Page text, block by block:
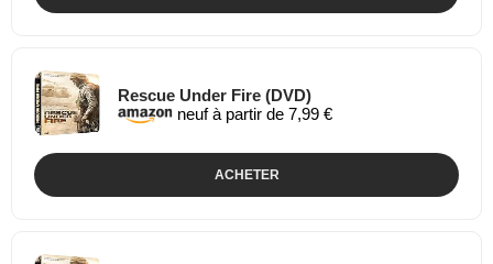
Rescue Under Fire (DVD)
neuf à partir de 7,99 €
ACHETER